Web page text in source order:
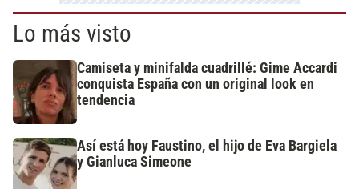
Lo más visto
Camiseta y minifalda cuadrillé: Gime Accardi
conquista España con un original look en
tendencia
Así está hoy Faustino, el hijo de Eva Bargiela
y Gianluca Simeone